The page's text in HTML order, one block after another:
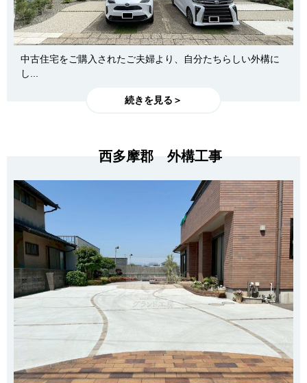
中古住宅をご購入されたご夫婦より、自分たちらしい外構に
し...
続きを見る＞
西多摩郡 外構工事